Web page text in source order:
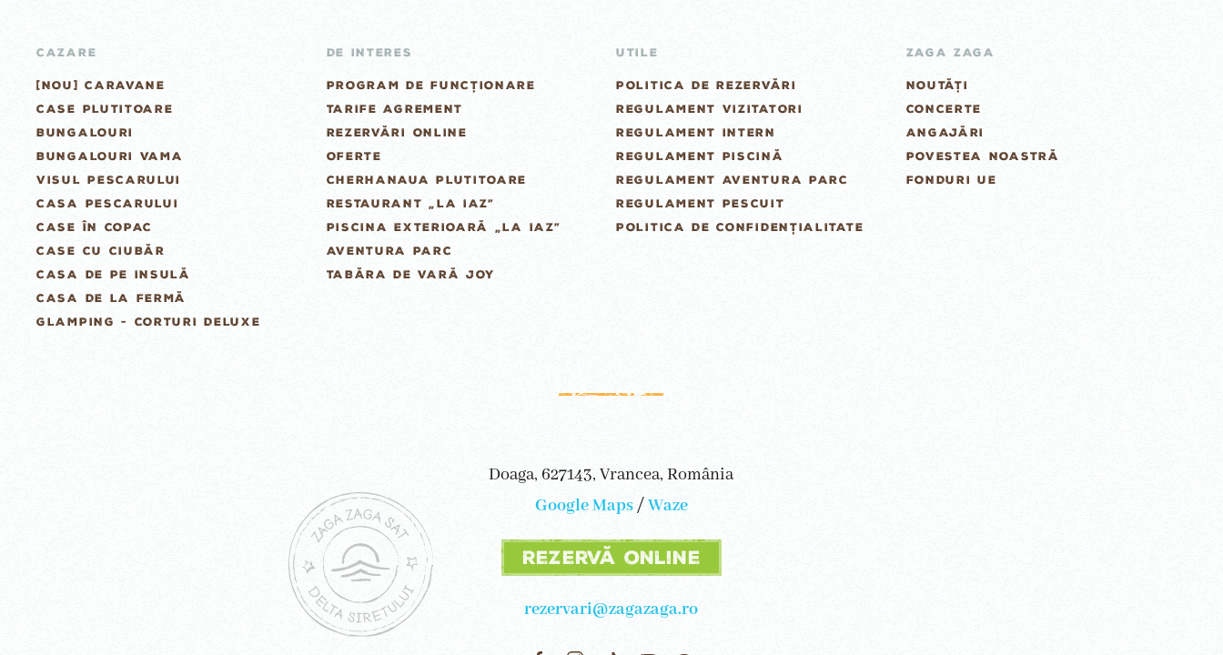
CAZARE
[NOU] CARAVANE
CASE PLUTITOARE
BUNGALOURI
BUNGALOURI VAMA
VISUL PESCARULUI
CASA PESCARULUI
CASE ÎN COPAC
CASE CU CIUBĂR
CASA DE PE INSULĂ
CASA DE LA FERMĂ
GLAMPING - CORTURI DELUXE
DE INTERES
PROGRAM DE FUNCȚIONARE
TARIFE AGREMENT
REZERVĂRI ONLINE
OFERTE
CHERHANAUA PLUTITOARE
RESTAURANT „LA IAZ”
PISCINA EXTERIOARĂ „LA IAZ”
AVENTURA PARC
TABĂRA DE VARĂ JOY
UTILE
POLITICA DE REZERVĂRI
REGULAMENT VIZITATORI
REGULAMENT INTERN
REGULAMENT PISCINĂ
REGULAMENT AVENTURA PARC
REGULAMENT PESCUIT
POLITICA DE CONFIDENȚIALITATE
ZAGA ZAGA
NOUTĂȚI
CONCERTE
ANGAJĂRI
POVESTEA NOASTRĂ
FONDURI UE
Doaga, 627143, Vrancea, România
Google Maps/Waze
Rezervă online
rezervari@zagazaga.ro